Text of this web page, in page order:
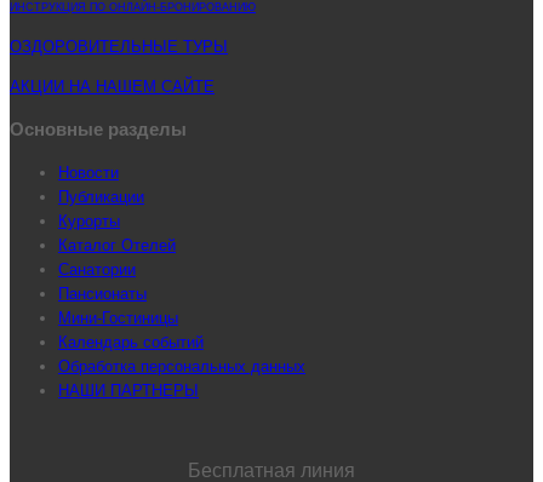
ИНСТРУКЦИЯ ПО ОНЛАЙН-БРОНИРОВАНИЮ
ОЗДОРОВИТЕЛЬНЫЕ ТУРЫ
АКЦИИ НА НАШЕМ САЙТЕ
Основные разделы
Новости
Публикации
Курорты
Каталог Отелей
Санатории
Пансионаты
Мини-Гостиницы
Календарь событий
Обработка персональных данных
НАШИ ПАРТНЕРЫ
Бесплатная линия